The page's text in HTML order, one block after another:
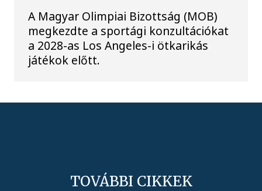
A Magyar Olimpiai Bizottság (MOB)
megkezdte a sportági konzultációkat
a 2028-as Los Angeles-i ötkarikás
játékok előtt.
TOVÁBBI CIKKEK